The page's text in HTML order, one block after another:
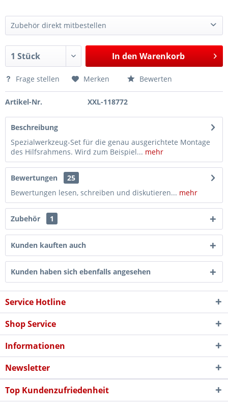
Zubehör direkt mitbestellen
Aggregateträger-Fixierbolzen-Satz, für VW Transporter T7, für Hilfsrahmen, M14x1.5, wie VAG T50079 53,70 €*
In den Warenkorb
Frage stellen Merken Bewerten
Artikel-Nr. XXL-118772
Beschreibung
Spezialwerkzeug-Set für die genau ausgerichtete Montage
des Hilfsrahmens. Wird zum Beispiel... mehr
Bewertungen
25
Bewertungen lesen, schreiben und diskutieren... mehr
Zubehör 1
Kunden kauften auch
Kunden haben sich ebenfalls angesehen
Service Hotline
Shop Service
Informationen
Newsletter
Top Kundenzufriedenheit